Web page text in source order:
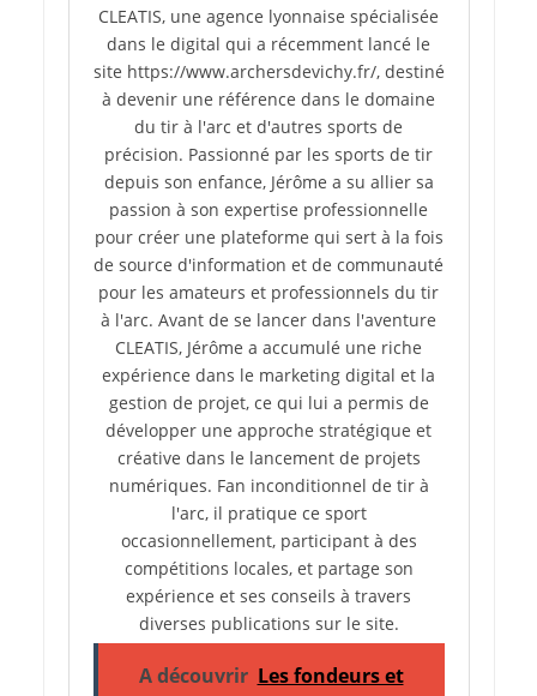
CLEATIS, une agence lyonnaise spécialisée
dans le digital qui a récemment lancé le
site https://www.archersdevichy.fr/, destiné
à devenir une référence dans le domaine
du tir à l'arc et d'autres sports de
précision. Passionné par les sports de tir
depuis son enfance, Jérôme a su allier sa
passion à son expertise professionnelle
pour créer une plateforme qui sert à la fois
de source d'information et de communauté
pour les amateurs et professionnels du tir
à l'arc. Avant de se lancer dans l'aventure
CLEATIS, Jérôme a accumulé une riche
expérience dans le marketing digital et la
gestion de projet, ce qui lui a permis de
développer une approche stratégique et
créative dans le lancement de projets
numériques. Fan inconditionnel de tir à
l'arc, il pratique ce sport
occasionnellement, participant à des
compétitions locales, et partage son
expérience et ses conseils à travers
diverses publications sur le site.
A découvrir Les fondeurs et